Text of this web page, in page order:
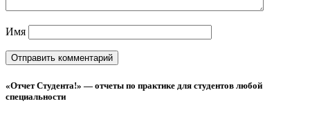
Имя
«Отчет Студента!» — отчеты по практике для студентов любой
специальности